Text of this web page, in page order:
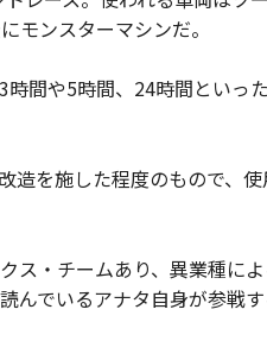
ンスターマシンだ。
間や5時間、24時間といっ
造を施した程度のもので、
ス・チームあり、異業種に
んでいるアナタ自身が参戦